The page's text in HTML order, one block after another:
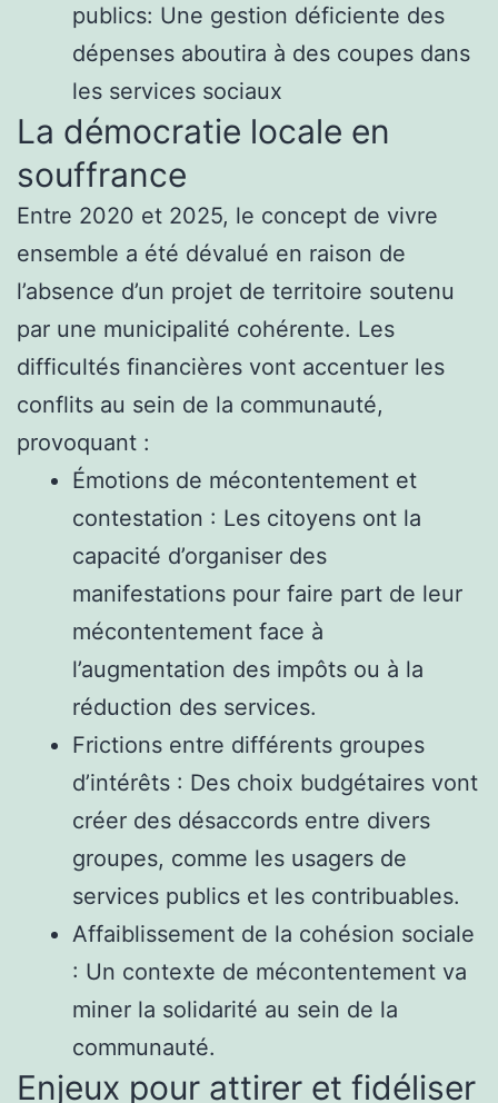
publics: Une gestion déficiente des
dépenses aboutira à des coupes dans
les services sociaux
La démocratie locale en
souffrance
Entre 2020 et 2025, le concept de vivre
ensemble a été dévalué en raison de
l’absence d’un projet de territoire soutenu
par une municipalité cohérente. Les
difficultés financières vont accentuer les
conflits au sein de la communauté,
provoquant :
Émotions de mécontentement et
contestation : Les citoyens ont la
capacité d’organiser des
manifestations pour faire part de leur
mécontentement face à
l’augmentation des impôts ou à la
réduction des services.
Frictions entre différents groupes
d’intérêts : Des choix budgétaires vont
créer des désaccords entre divers
groupes, comme les usagers de
services publics et les contribuables.
Affaiblissement de la cohésion sociale
: Un contexte de mécontentement va
miner la solidarité au sein de la
communauté.
Enjeux pour attirer et fidéliser